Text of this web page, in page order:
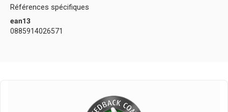
Références spécifiques
ean13
0885914026571